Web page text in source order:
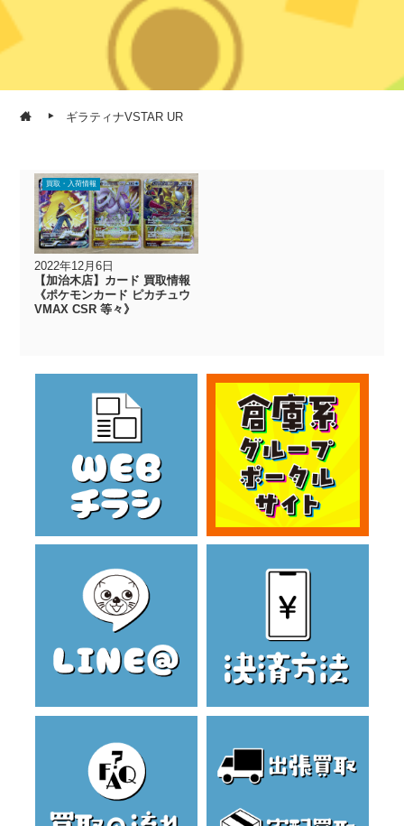
ギラティナVSTAR UR
買取・入荷情報
2022年12月6日
【加治木店】カード 買取情報
《ポケモンカード ピカチュウ
VMAX CSR 等々》